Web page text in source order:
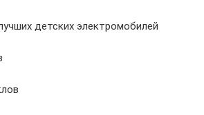
детских электромобилей